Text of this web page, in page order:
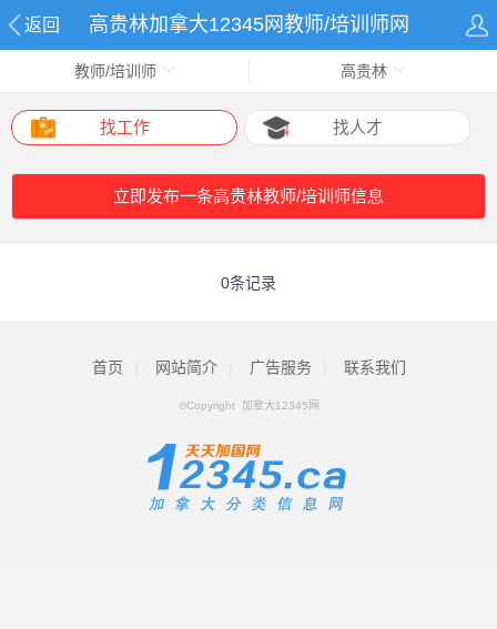
返回 高贵林加拿大12345网教师/培训师网
教师/培训师 高贵林
找工作 找人才
立即发布一条高贵林教师/培训师信息
0条记录
首页 网站简介 广告服务 联系我们
©Copyright 加拿大12345网